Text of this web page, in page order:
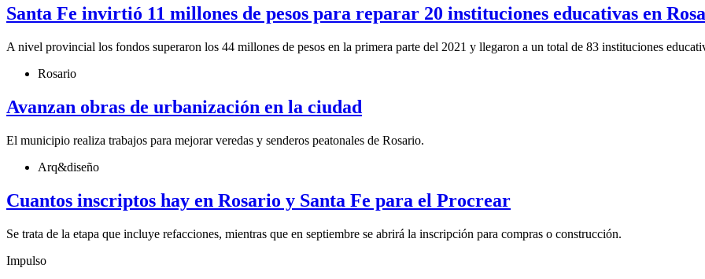
Santa Fe invirtió 11 millones de pesos para reparar 20 instituciones educativas en
A nivel provincial los fondos superaron los 44 millones de pesos en la primera parte del 2021 y llegaron a un total de 83 instituciones
Rosario
Avanzan obras de urbanización en la ciudad
El municipio realiza trabajos para mejorar veredas y senderos peatonales de Rosario.
Arq&diseño
Cuantos inscriptos hay en Rosario y Santa Fe para el Procrear
Se trata de la etapa que incluye refacciones, mientras que en septiembre se abrirá la inscripción para compras o construcción.
Impulso